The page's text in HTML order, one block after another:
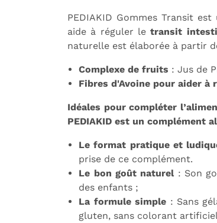
PEDIAKID Gommes Transit est
aide à réguler letransit
naturelle est élaborée à partir
Complexe de fruits : Jus de
Fibres d'Avoine pour aider à
Idéales pour compléter
PEDIAKID est un complément
Le format pratique et
prise de ce complément.
Le bon goût naturel : Son
des enfants ;
La formule simple : Sans
gluten, sans colorant